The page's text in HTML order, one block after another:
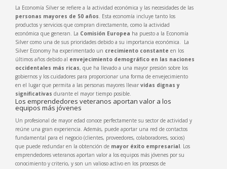
La Economía Silver se refiere a la actividad económica y las necesidades de las
personas mayores de 50 años. Esta economía incluye tanto los
productos y servicios que compran directamente, como la actividad
económica que generan. La Comisión Europea ha puesto a la Economía
Silver como una de sus prioridades debido a su importancia económica. La
Silver Economy ha experimentado un crecimiento constante en los
últimos años debido al envejecimiento demográfico en las naciones
occidentales más ricas, que ha llevado a una mayor presión sobre los
gobiernos y los cuidadores para proporcionar una forma de envejecimiento
en el lugar que permita a las personas mayores llevar vidas dignas y
significativas durante el mayor tiempo posible.
Los emprendedores veteranos aportan valor a los
equipos más jóvenes
Un profesional de mayor edad conoce perfectamente su sector de actividad y
reúne una gran experiencia. Además, puede aportar una red de contactos
fundamental para el negocio (clientes, proveedores, colaboradores, socios)
que puede redundar en la obtención de mayor éxito empresarial. Los
emprendedores veteranos aportan valor a los equipos más jóvenes por su
conocimiento y criterio, y son un valioso activo en los procesos de